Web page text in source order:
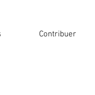
Contribuer